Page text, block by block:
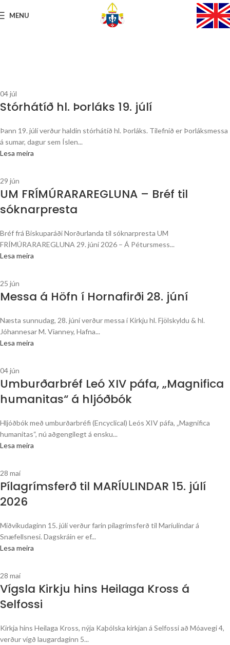
MENU
04júl
Stórhátíð hl. Þorláks 19. júlí
Þann 19. júlí verður haldin stórhátíð hl. Þorláks. Tilefnið er Þorláksmessa
á sumar, dagur sem Íslen...
Lesa meira
29 jún
UM FRÍMÚRARAREGLUNA – Bréf til
sóknarpresta
Bréf frá Biskuparáði Norðurlanda til sóknarpresta UM
FRÍMÚRARAREGLUNA 29. júní 2026 – Á Pétursmess...
Lesa meira
25 jún
Messa á Höfn í Hornafirði 28. júní
Næsta sunnudag, 28. júní verður messa í Kirkju hl. Fjölskyldu & hl.
Jóhannesar M. Vianney, Hafna...
Lesa meira
04jún
Umburðarbréf Leó XIV páfa, „Magnifica
humanitas“ á hljóðbók
Hljóðbók með umburðarbréfi (Encyclical) Leós XIV páfa, „Magnifica
humanitas“, nú aðgengilegt á ensku...
Lesa meira
28 maí
Pílagrímsferð til MARÍULINDAR 15. júlí
2026
Miðvikudaginn 15. júlí verður farin pílagrímsferð til Maríulindar á
Snæfellsnesi. Dagskráin er ef...
Lesa meira
28 maí
Vígsla Kirkju hins Heilaga Kross á
Selfossi
Kirkja hins Heilaga Kross, nýja Kaþólska kirkjan á Selfossi að Móavegi 4,
verður vígð laugardaginn 5...